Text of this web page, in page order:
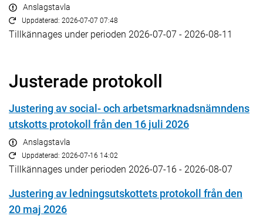
Anslagstavla
Uppdaterad: 2026-07-07 07:48
Tillkännages under perioden 2026-07-07 - 2026-08-11
Justerade protokoll
Justering av social- och arbetsmarknadsnämndens
utskotts protokoll från den 16 juli 2026
Anslagstavla
Uppdaterad: 2026-07-16 14:02
Tillkännages under perioden 2026-07-16 - 2026-08-07
Justering av ledningsutskottets protokoll från den
20 maj 2026